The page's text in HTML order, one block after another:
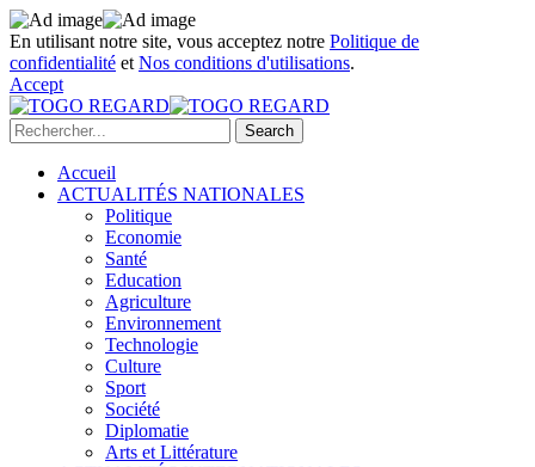
En utilisant notre site, vous acceptez notre Politique de
confidentialité et Nos conditions d'utilisations.
Accept
Accueil
ACTUALITÉS NATIONALES
Politique
Economie
Santé
Education
Agriculture
Environnement
Technologie
Culture
Sport
Société
Diplomatie
Arts et Littérature